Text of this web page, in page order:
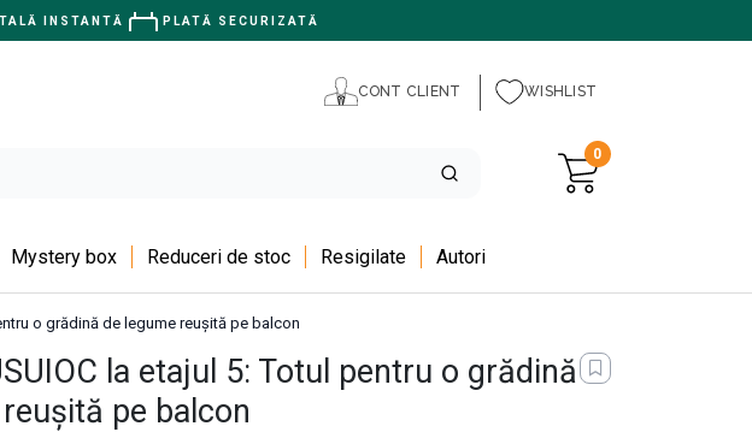
INSTANTĂ PLATĂ SECURIZATĂ
CONT CLIENT WISHLIST
0
Mystery box Reduceri de stoc Resigilate Autori
o grădină de legume reușită pe balcon
la etajul 5: Totul pentru o grădină
pe balcon